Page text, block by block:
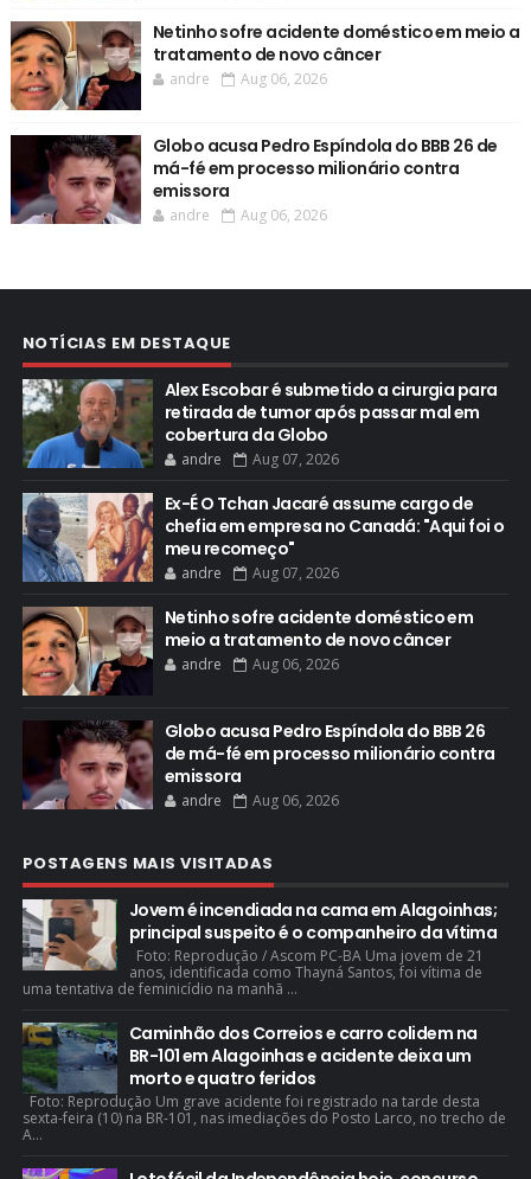
Netinho sofre acidente doméstico em meio a
tratamento de novo câncer
andre Aug 06, 2026
Globo acusa Pedro Espíndola do BBB 26 de
má-fé em processo milionário contra
emissora
andre Aug 06, 2026
NOTÍCIAS EM DESTAQUE
Alex Escobar é submetido a cirurgia para
retirada de tumor após passar mal em
cobertura da Globo
andre Aug 07, 2026
Ex-É O Tchan Jacaré assume cargo de
chefia em empresa no Canadá: "Aqui foi o
meu recomeço"
andre Aug 07, 2026
Netinho sofre acidente doméstico em
meio a tratamento de novo câncer
andre Aug 06, 2026
Globo acusa Pedro Espíndola do BBB 26
de má-fé em processo milionário contra
emissora
andre Aug 06, 2026
POSTAGENS MAIS VISITADAS
Jovem é incendiada na cama em Alagoinhas;
principal suspeito é o companheiro da vítima
Foto: Reprodução / Ascom PC-BA Uma jovem de 21
anos, identificada como Thayná Santos, foi vítima de
uma tentativa de feminicídio na manhã ...
Caminhão dos Correios e carro colidem na
BR-101 em Alagoinhas e acidente deixa um
morto e quatro feridos
Foto: Reprodução Um grave acidente foi registrado na tarde desta
sexta-feira (10) na BR-101, nas imediações do Posto Larco, no trecho de
A...